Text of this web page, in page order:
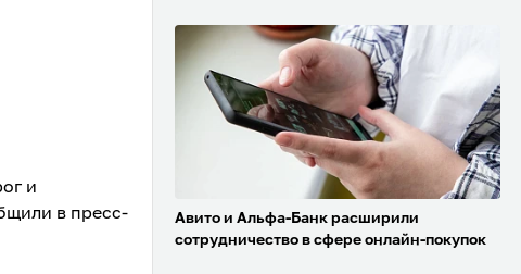
и
в пресс-
Авито и Альфа-Банк расширили
сотрудничество в сфере онлайн-покупок